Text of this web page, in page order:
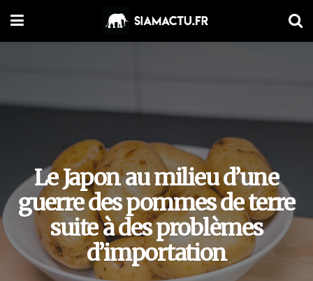
Le Japon au milieu d’une
guerre des pommes de terre
suite à des problèmes
d’importation